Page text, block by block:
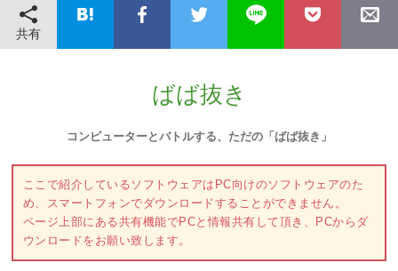
共有
ばば抜き
コンピューターとバトルする、ただの「ばば抜き」
ここで紹介しているソフトウェアはPC向けのソフトウェアのた
め、スマートフォンでダウンロードすることができません。
ページ上部にある共有機能でPCと情報共有して頂き、PCからダ
ウンロードをお願い致します。